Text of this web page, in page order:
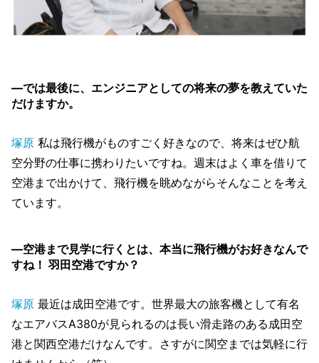
―では最後に、エンジニアとしての将来の夢を教えていた
だけますか。
塚原 私は飛行機がものすごく好きなので、将来はぜひ航
空分野の仕事に携わりたいですね。週末はよく車を借りて
空港まで出かけて、飛行機を眺めながらそんなことを考え
ています。
―空港まで見学に行くとは、本当に飛行機がお好きなんで
すね！ 羽田空港ですか？
塚原 最近は成田空港です。世界最大の旅客機として有名
なエアバスA380が見られるのは長い滑走路のある成田空
港と関西空港だけなんです。さすがに関空までは気軽に行